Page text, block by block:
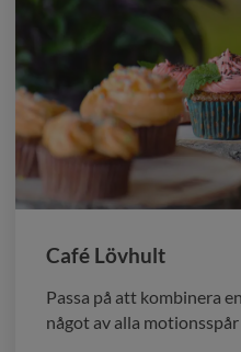
Café Lövhult
Passa på att kombinera
något av alla motionsspår